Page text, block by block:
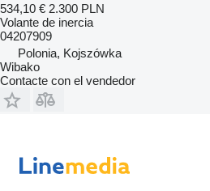
534,10 € 2.300 PLN
Volante de inercia
04207909
Polonia, Kojszówka
Wibako
Contacte con el vendedor